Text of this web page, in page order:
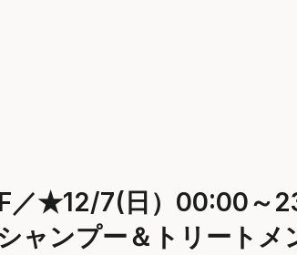
／★12/7(日）00:00～
ャンプー＆トリート